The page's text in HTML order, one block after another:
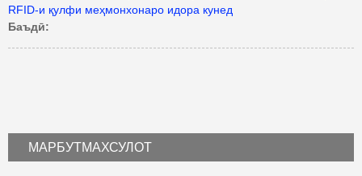
RFID-и қулфи меҳмонхонаро идора кунед
Баъдӣ:
МАРБУТМАХСУЛОТ